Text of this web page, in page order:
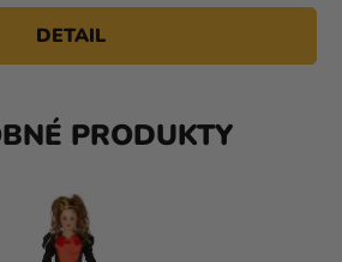
DETAIL
PRODUKTY